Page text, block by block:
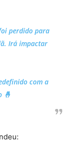
perdido para
Irá impactar
com a
🤞